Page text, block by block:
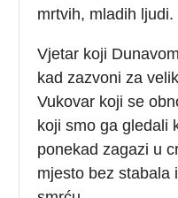
mrtvih, mladih ljudi.
Vjetar koji
kad zazvoni za
Vukovar koji se
koji smo ga gledali
ponekad zagazi u
mjesto bez stabala